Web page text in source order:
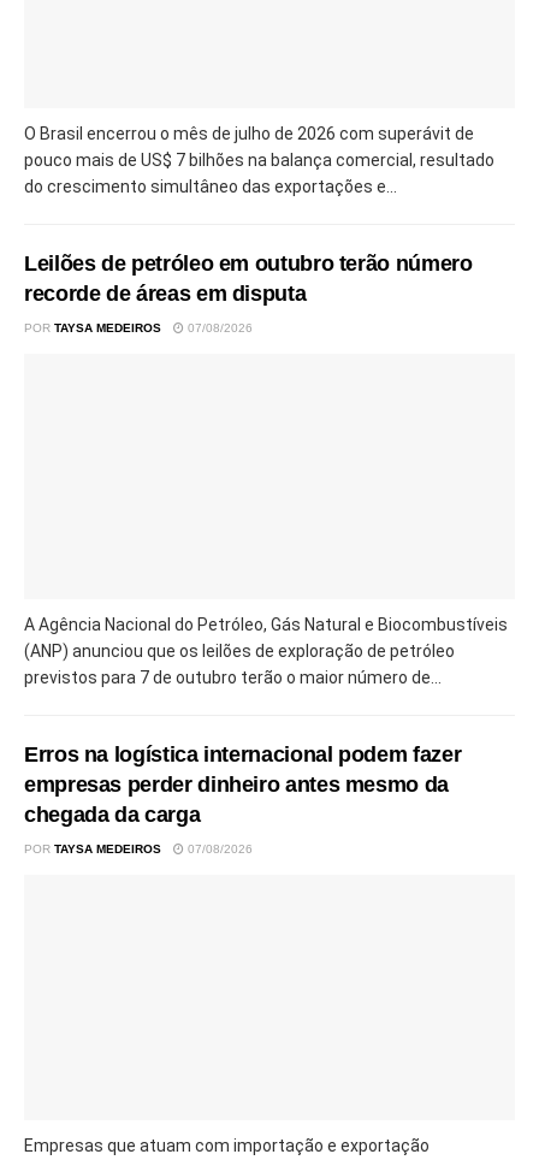
O Brasil encerrou o mês de julho de 2026 com superávit de
pouco mais de US$ 7 bilhões na balança comercial, resultado
do crescimento simultâneo das exportações e...
Leilões de petróleo em outubro terão número
recorde de áreas em disputa
POR TAYSA MEDEIROS 07/08/2026
A Agência Nacional do Petróleo, Gás Natural e Biocombustíveis
(ANP) anunciou que os leilões de exploração de petróleo
previstos para 7 de outubro terão o maior número de...
Erros na logística internacional podem fazer
empresas perder dinheiro antes mesmo da
chegada da carga
POR TAYSA MEDEIROS 07/08/2026
Empresas que atuam com importação e exportação